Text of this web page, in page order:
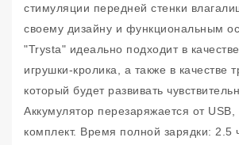
стимуляции передней стенки
своему дизайну и функциональным
"Trysta" идеально подходит в
игрушки-кролика, а также в качестве
который будет развивать
Аккумулятор перезаряжается от
комплект. Время полной зарядки: 2.5